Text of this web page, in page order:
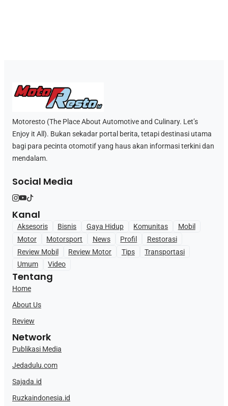
Motoresto (The Place About Automotive and Culinary. Let’s
Enjoy it All). Bukan sekadar portal berita, tetapi destinasi utama
bagi para pecinta otomotif yang haus akan informasi terkini dan
mendalam.
Social Media
Kanal
Aksesoris Bisnis Gaya Hidup Komunitas
Mobil
Motor
Motorsport News Profil
Restorasi
Review Mobil
Review Motor Tips
Transportasi
Umum
Video
Tentang
Home
About Us
Review
Network
Publikasi Media
Jedadulu.com
Sajada.id
Ruzkaindonesia.id